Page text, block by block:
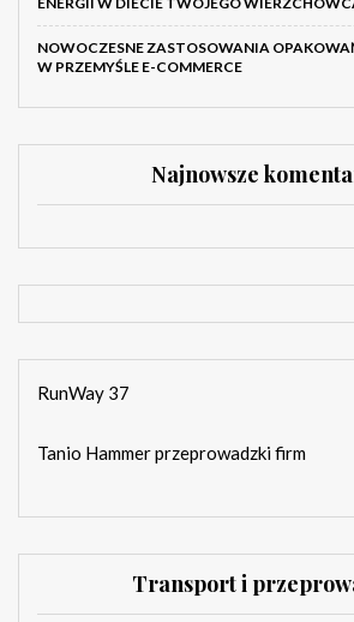
NOWOCZESNE ZASTOSOWANIA
W PRZEMYŚLE E-COMMERCE
Najnowsze
RunWay 37
Tanio Hammer przeprowadzki firm
Transport i